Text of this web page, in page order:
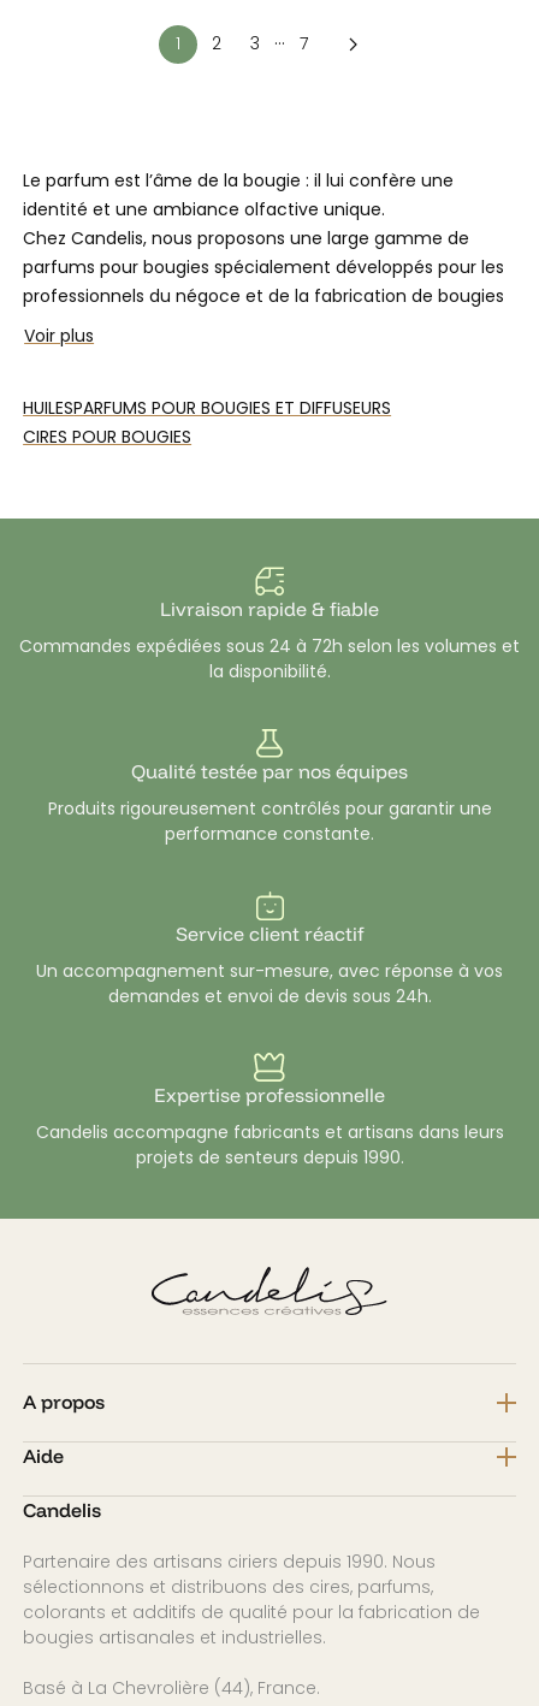
1 2 3 … 7
Le parfum est l’âme de la bougie : il lui confère une
identité et une ambiance olfactive unique.
ChezCandelis, nous proposons unelarge gamme de
parfums pour bougies spécialement développés pour les
professionnels du négoce et de la fabrication de bougies
artisanales
les diffuseurs de parfum à tiges capillaires, pour créer une
atmosphère parfumée tout en élégance. Ajoutés à une
parfumeurs français et européens
rigoureusement sélectionnés. Chaque parfum est
pour une diffusion optimaledans lescires
végétalesouminérales , garantissant un rendu olfactif
non testés sur les animaux et sourcés en
France ou en Europe, répondent aux
sécurité et de qualité
des créateurs de bougies
professionnels. Découvrez également notre sélection de
parfums sans CMR et sans phtalates.
collection de senteurs pour bougies
gourmandes ou exotiques.
détailléeainsi que lesdocuments réglementaires
nécessaires(FDS, IFRA, allergènes, CLP).
est votre partenaire de confiance pour l’achat
parfums professionnels pour bougies
matières premières de qualité au service de vos créations
parfumées.
Voir plus
HUILESPARFUMS POUR BOUGIES ET DIFFUSEURS
CIRES POUR BOUGIES
Livraison rapide & fiable
Commandes expédiées sous 24 à 72h selon les volumes et
la disponibilité.
Qualité testée par nos équipes
Produits rigoureusement contrôlés pour garantir une
performance constante.
Service client réactif
Un accompagnement sur-mesure, avec réponse à vos
demandes et envoi de devis sous 24h.
Expertise professionnelle
Candelis accompagne fabricants et artisans dans leurs
projets de senteurs depuis 1990.
A propos
Aide
Candelis
Partenaire des artisans ciriers depuis 1990. Nous
sélectionnons et distribuons des cires, parfums,
colorants et additifs de qualité pour la fabrication de
bougies artisanales et industrielles.
Basé à La Chevrolière (44), France.